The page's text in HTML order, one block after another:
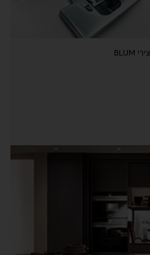
צירי BLUM